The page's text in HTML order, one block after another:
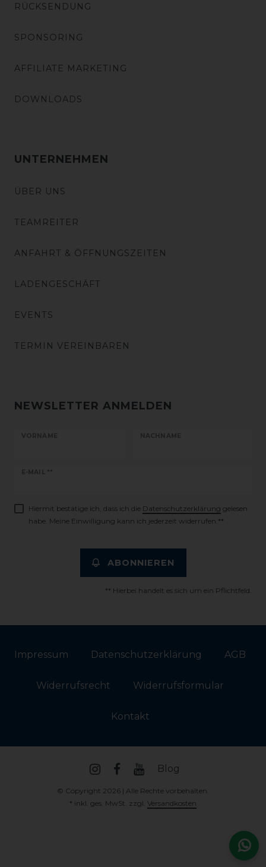
RÜCKSENDUNG
SPONSORING
AFFILIATE MARKETING
DOWNLOADS
UNTERNEHMEN
ÜBER UNS
TEAMREITER
ANFAHRT & ÖFFNUNGSZEITEN
LADENGESCHÄFT
EVENTS
TERMIN VEREINBAREN
NEWSLETTER ANMELDEN
VORNAME NACHNAME
E-MAIL **
Newsletter
Hiermit bestätige ich, dass ich die Daten­schutz­erklärung gelesen
habe. Meine Einwilligung kann ich jederzeit widerrufen.**
ABONNIEREN
** Hierbei handelt es sich um ein Pflichtfeld.
Impressum Daten­schutz­erklärung AGB
Widerrufs­recht Widerrufs­formular
Kontakt
Blog
© Copyright 2026 | Alle Rechte vorbehalten.
* inkl. ges. MwSt. zzgl. Versandkosten